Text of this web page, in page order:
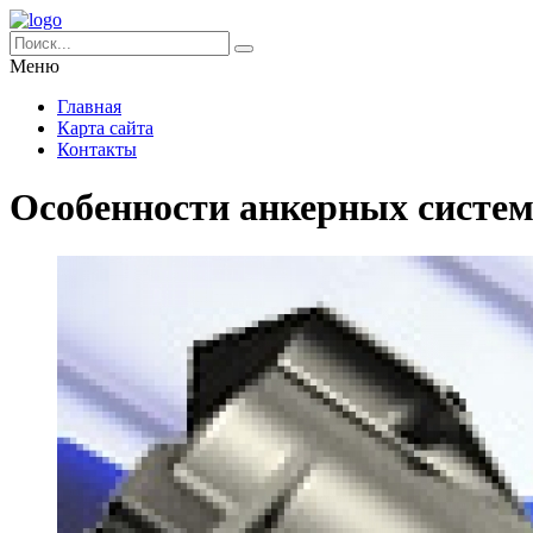
Меню
Главная
Карта сайта
Контакты
Особенности анкерных систем